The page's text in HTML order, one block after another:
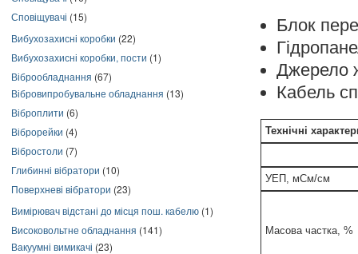
Сповіщувачі (15)
Вибухозахисні коробки (22)
Вибухозахисні коробки, пости (1)
Віброобладнання (67)
Вібровипробувальне обладнання (13)
Віброплити (6)
Віброрейки (4)
Вібростоли (7)
Глибинні вібратори (10)
Поверхневі вібратори (23)
Вимірювач відстані до місця пош. кабелю (1)
Високовольтне обладнання (141)
Вакуумні вимикачі (23)
Блок
Джерело
Кабель
Технічні
УЕП, мСм/см
Масова частка, %